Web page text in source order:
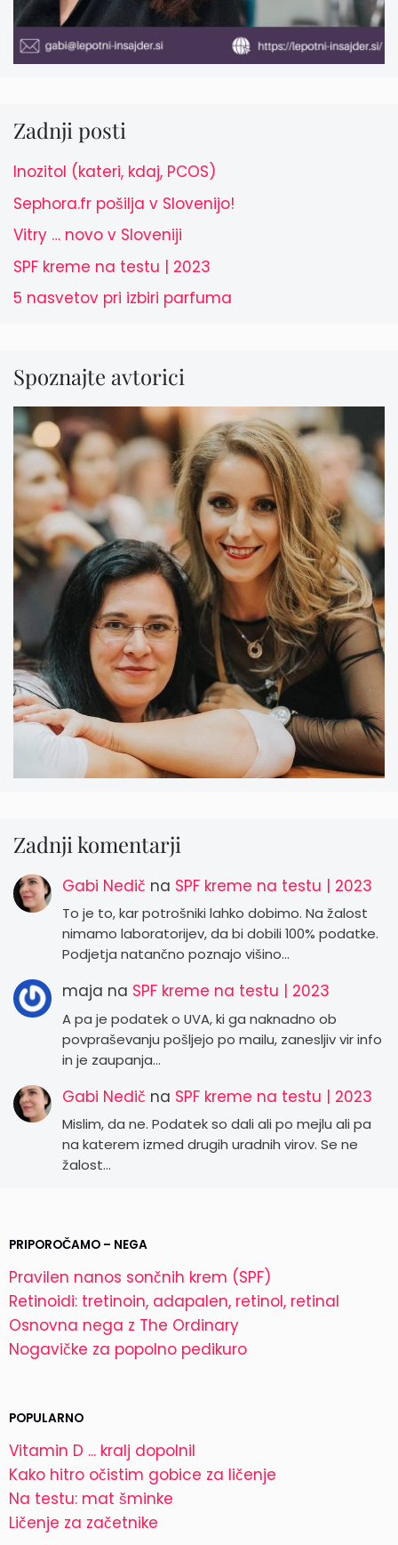
Zadnji posti
Inozitol (kateri, kdaj, PCOS)
Sephora.fr pošilja v Slovenijo!
Vitry … novo v Sloveniji
SPF kreme na testu | 2023
5 nasvetov pri izbiri parfuma
Spoznajte avtorici
Zadnji komentarji
Gabi Nedič na SPF kreme na testu | 2023
To je to, kar potrošniki lahko dobimo. Na žalost
nimamo laboratorijev, da bi dobili 100% podatke.
Podjetja natančno poznajo višino…
maja na SPF kreme na testu | 2023
A pa je podatek o UVA, ki ga naknadno ob
povpraševanju pošljejo po mailu, zanesljiv vir info
in je zaupanja…
Gabi Nedič na SPF kreme na testu | 2023
Mislim, da ne. Podatek so dali ali po mejlu ali pa
na katerem izmed drugih uradnih virov. Se ne
žalost…
PRIPOROČAMO – NEGA
Pravilen nanos sončnih krem (SPF)
Retinoidi: tretinoin, adapalen, retinol, retinal
Osnovna nega z The Ordinary
Nogavičke za popolno pedikuro
POPULARNO
Vitamin D ... kralj dopolnil
Kako hitro očistim gobice za ličenje
Na testu: mat šminke
Ličenje za začetnike